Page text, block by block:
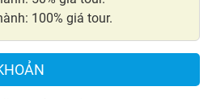
100% giá tour.